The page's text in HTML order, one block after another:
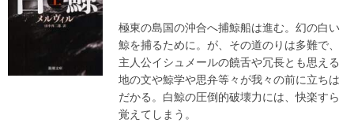
極東の島国の沖合へ捕鯨船は進む。幻の白い
鯨を捕るために。が、その道のりは多難で、
主人公イシュメールの饒舌や冗長とも思える
地の文や鯨学や思弁等々が我々の前に立ちは
だかる。白鯨の圧倒的破壊力には、快楽すら
覚えてしまう。